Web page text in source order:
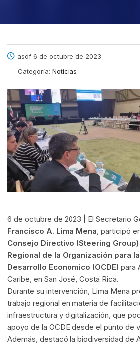
asdf 6 de octubre de 2023
Categoría: Noticias
6 de octubre de 2023 | El Secretario
Francisco A. Lima Mena , participó
Consejo Directivo (Steering
Regional de la Organización para
Desarrollo Económico (OCDE) para
Caribe, en San José, Costa Rica.
Durante su intervención, Lima Mena
trabajo regional en materia de
infraestructura y digitalización, que
apoyo de la OCDE desde el punto de
Además, destacó la biodiversidad de